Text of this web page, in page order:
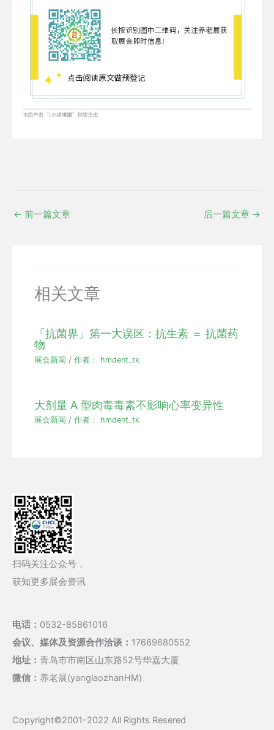
← 前一篇文章 后一篇文章 →
相关文章
「抗菌界」第一大误区：抗生素 ＝ 抗菌药
物
展会新闻 / 作者： hmdent_tk
大剂量 A 型肉毒毒素不影响心率变异性
展会新闻 / 作者： hmdent_tk
扫码关注公众号，
获知更多展会资讯
电话： 0532-85861016
会议、媒体及资源合作洽谈： 17669680552
地址： 青岛市市南区山东路52号华嘉大厦
微信： 养老展(yanglaozhanHM)
Copyright©2001-2022 All Rights Resered